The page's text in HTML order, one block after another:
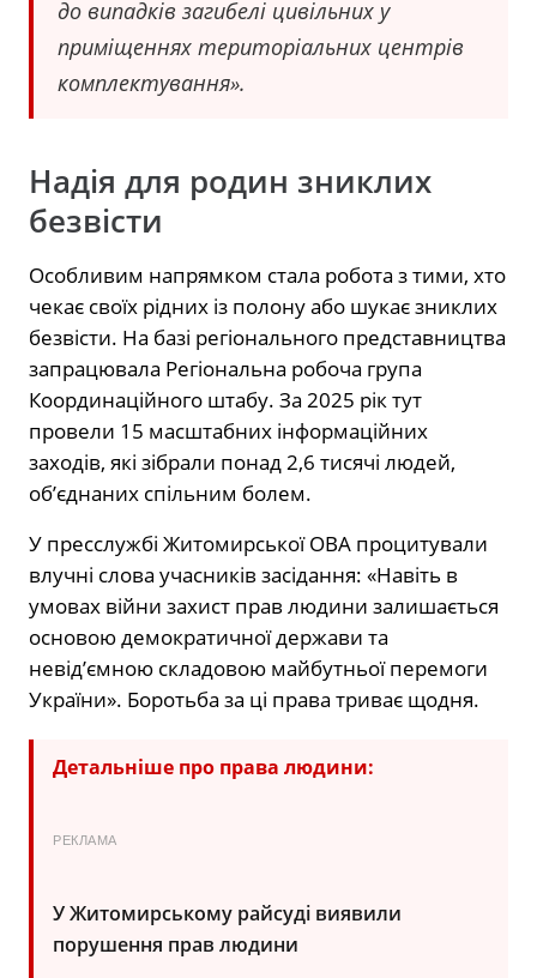
до випадків загибелі цивільних у
приміщеннях територіальних центрів
комплектування».
Надія для родин зниклих
безвісти
Особливим напрямком стала робота з тими, хто
чекає своїх рідних із полону або шукає зниклих
безвісти. На базі регіонального представництва
запрацювала Регіональна робоча група
Координаційного штабу. За 2025 рік тут
провели 15 масштабних інформаційних
заходів, які зібрали понад 2,6 тисячі людей,
об’єднаних спільним болем.
У пресслужбі Житомирської ОВА процитували
влучні слова учасників засідання: «Навіть в
умовах війни захист прав людини залишається
основою демократичної держави та
невід’ємною складовою майбутньої перемоги
України». Боротьба за ці права триває щодня.
Детальніше про права людини:
РЕКЛАМА
У Житомирському райсуді виявили
порушення прав людини